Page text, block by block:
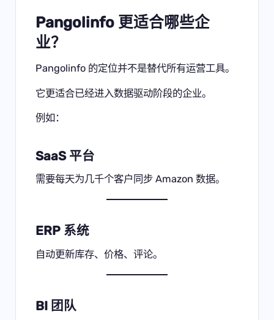
Pangolinfo 更适合哪些企
业？
Pangolinfo 的定位并不是替代所有运营工具。
它更适合已经进入数据驱动阶段的企业。
例如：
SaaS 平台
需要每天为几千个客户同步 Amazon 数据。
ERP 系统
自动更新库存、价格、评论。
BI 团队